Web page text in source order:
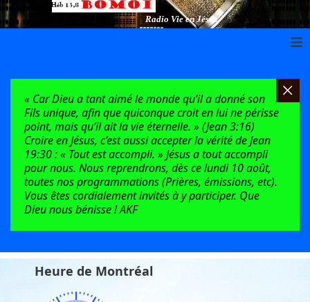
Radio Vie en Jésus
≡
« Car Dieu a tant aimé le monde qu’il a donné son
Fils unique, afin que quiconque croit en lui ne périsse
point, mais qu’il ait la vie éternelle. » (Jean 3:16)
Croire en Jésus, c’est aussi accepter la vérité de Jean
19:30 : « Tout est accompli. » Jésus a tout accompli
pour nous. Nous reprendrons, dès ce lundi 10 août,
toutes nos programmations (Prières, émissions, etc).
Vous êtes cordialement invités à y participer. Que
Dieu nous bénisse ! AKF
Heure de Montréal